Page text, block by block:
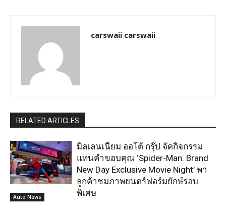
carswaii carswaii
RELATED ARTICLES
Auto News
มิลเลนเนียม ออโต้ กรุ๊ป จัดกิจกรรม
แทนคำขอบคุณ ‘Spider-Man: Brand
New Day Exclusive Movie Night’ พา
ลูกค้าชมภาพยนตร์ฟอร์มยักษ์รอบ
พิเศษ